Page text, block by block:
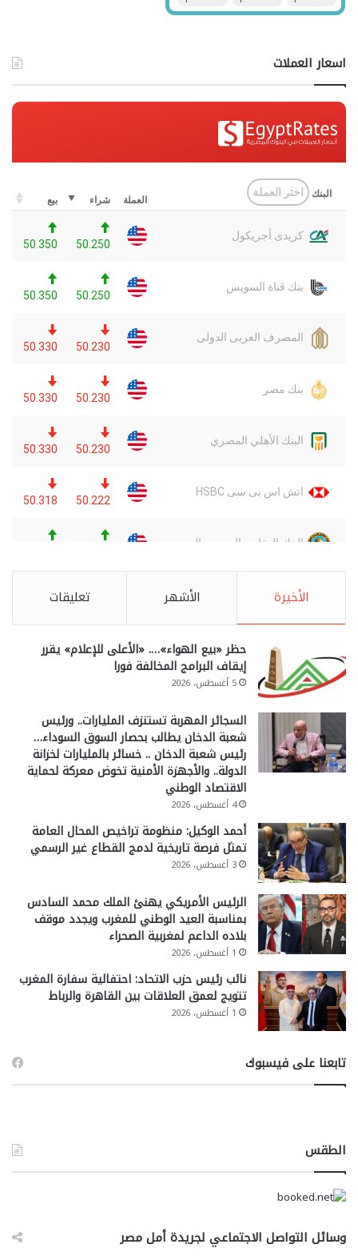
اسعار العملات
الأخيرة الأشهر تعليقات
حظر «بيع الهواء»…. «الأعلى للإعلام» يقرر
إيقاف البرامج المخالفة فورا
5 أغسطس، 2026
السجائر المهربة تستنزف المليارات.. ورئيس
شعبة الدخان يطالب بحصار السوق السوداء…
رئيس شعبة الدخان .. خسائر بالمليارات لخزانة
الدولة.. والأجهزة الأمنية تخوض معركة لحماية
الاقتصاد الوطني
4 أغسطس، 2026
أحمد الوكيل: منظومة تراخيص المحال العامة
تمثل فرصة تاريخية لدمج القطاع غير الرسمي
3 أغسطس، 2026
الرئيس الأمريكي يهنئ الملك محمد السادس
بمناسبة العيد الوطني للمغرب ويجدد موقف
بلاده الداعم لمغربية الصحراء
1 أغسطس، 2026
نائب رئيس حزب الاتحاد: احتفالية سفارة المغرب
تتويج لعمق العلاقات بين القاهرة والرباط
1 أغسطس، 2026
تابعنا على فيسبوك
الطقس
وسائل التواصل الاجتماعي لجريدة أمل مصر